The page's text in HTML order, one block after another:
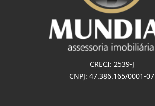
CRECI: 2539-J
CNPJ: 47.386.165/0001-07